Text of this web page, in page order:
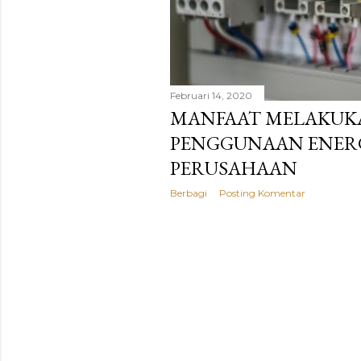
Februari 14, 2020
MANFAAT
PENGGUNAAN
PERUSAHAAN
Berbagi Posting Komentar